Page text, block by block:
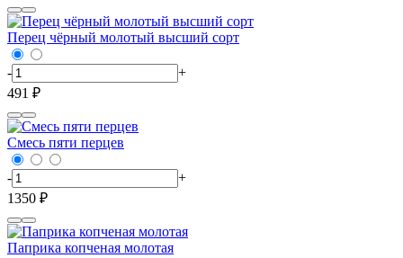
Перец чёрный молотый высший сорт
-
+
491 ₽
Смесь пяти перцев
-
+
1350 ₽
Паприка копченая молотая